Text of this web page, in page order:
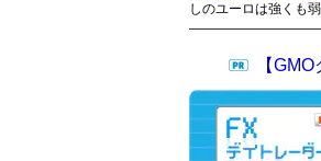
しのユーロは強くも
【